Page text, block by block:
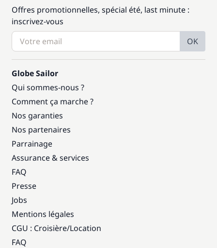
Offres promotionnelles, spécial été, last minute :
inscrivez-vous
OK
Globe Sailor
Qui sommes-nous ?
Comment ça marche ?
Nos garanties
Nos partenaires
Parrainage
Assurance & services
FAQ
Presse
Jobs
Mentions légales
CGU : Croisière/Location
FAQ